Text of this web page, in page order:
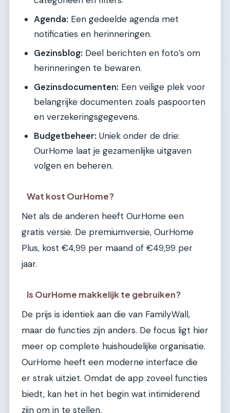
Agenda: Een gedeelde agenda met
notificaties en herinneringen.
Gezinsblog: Deel berichten en foto’s om
herinneringen te bewaren.
Gezinsdocumenten: Een veilige plek voor
belangrijke documenten zoals paspoorten
en verzekeringsgegevens.
Budgetbeheer: Uniek onder de drie:
OurHome laat je gezamenlijke uitgaven
volgen en beheren.
Wat kost OurHome?
Net als de anderen heeft OurHome een
gratis versie. De premiumversie, OurHome
Plus, kost €4,99 per maand of €49,99 per
jaar.
Is OurHome makkelijk te gebruiken?
De prijs is identiek aan die van FamilyWall,
maar de functies zijn anders. De focus ligt hier
meer op complete huishoudelijke organisatie.
OurHome heeft een moderne interface die
er strak uitziet. Omdat de app zoveel functies
biedt, kan het in het begin wat intimiderend
zijn om in te stellen.